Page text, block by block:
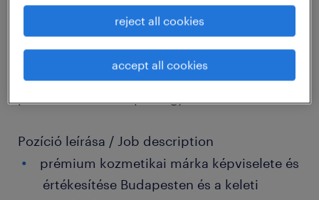
építésében. Több mint 30 éves sikeres
múlttal büszkék hírnevükre, de a
legfontosabb számukra a folyamatos fejlődés.
Tapasztald meg, milyen egy családias, mégis
Pozíció leírása / Job description
prémium kozmetikai márka képviselete és
értékesítése Budapesten és a keleti
reject all cookies
accept all cookies